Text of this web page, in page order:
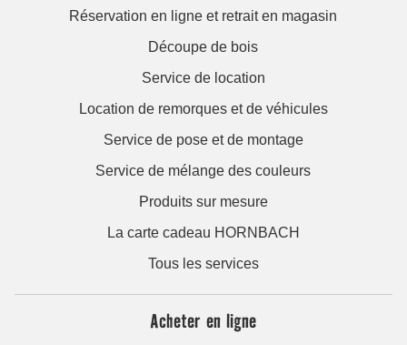
Service de pose et de montage
Service de mélange des couleurs
Produits sur mesure
La carte cadeau HORNBACH
Tous les services
Acheter en ligne
Possibilités de commande et de livraison
Commander & se faire livrer à domicile
Acheter en ligne et faire livrer au magasin
Réserver et retirer en magasin